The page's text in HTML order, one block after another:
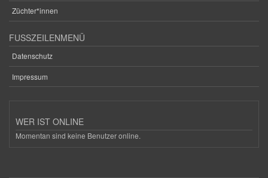
Züchter*innen
FUSSZEILENMENÜ
Datenschutz
Impressum
WER IST ONLINE
Momentan sind keine Benutzer online.